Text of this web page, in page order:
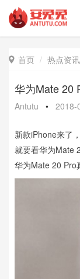
 首页 热点资讯
华为Mate 20
Antutu • 2018-
新款iPhone来了
就要看华为Mate
华为Mate 20 Pro